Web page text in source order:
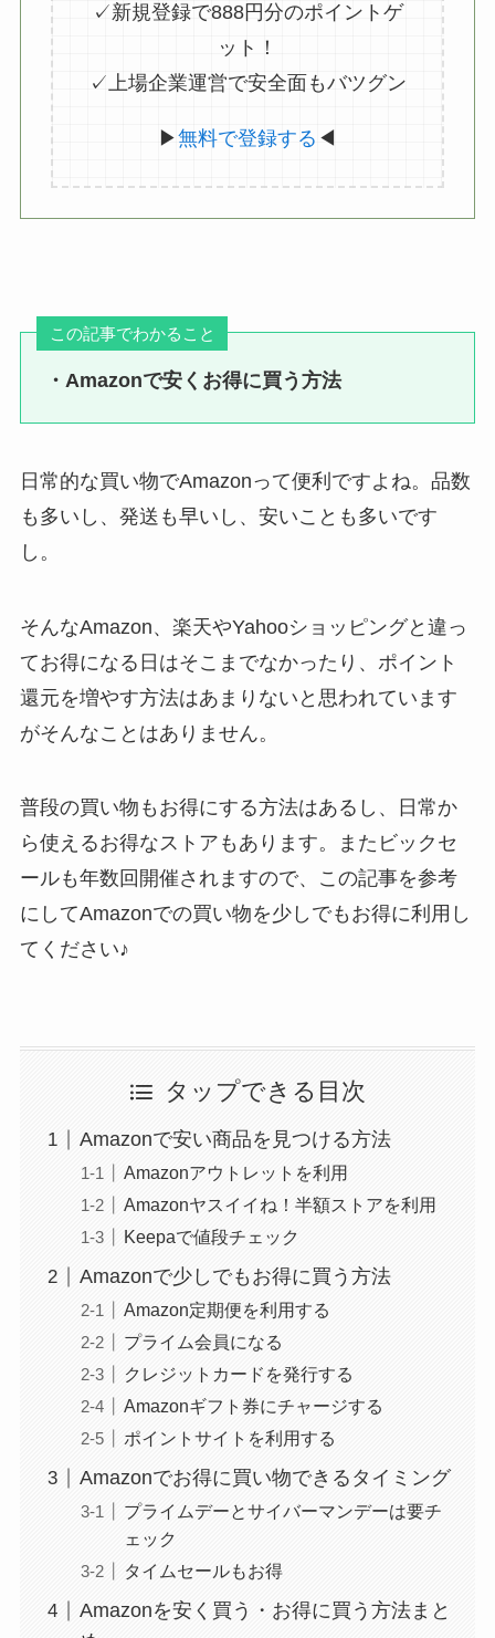
✓新規登録で888円分のポイントゲ
ット！
✓上場企業運営で安全面もバツグン
▶無料で登録する ◀
この記事でわかること
・Amazonで安くお得に買う方法
日常的な買い物でAmazonって便利ですよね。品数
も多いし、発送も早いし、安いことも多いです
し。
そんなAmazon、楽天やYahooショッピングと違っ
てお得になる日はそこまでなかったり、ポイント
還元を増やす方法はあまりないと思われています
がそんなことはありません。
普段の買い物もお得にする方法はあるし、日常か
ら使えるお得なストアもあります。またビックセ
ールも年数回開催されますので、この記事を参考
にしてAmazonでの買い物を少しでもお得に利用し
てください♪
タップできる目次
Amazonで安い商品を見つける方法
Amazonアウトレットを利用
Amazonヤスイイね！半額ストアを利用
Keepaで値段チェック
Amazonで少しでもお得に買う方法
Amazon定期便を利用する
プライム会員になる
クレジットカードを発行する
Amazonギフト券にチャージする
ポイントサイトを利用する
Amazonでお得に買い物できるタイミング
プライムデーとサイバーマンデーは要チ
ェック
タイムセールもお得
Amazonを安く買う・お得に買う方法まと